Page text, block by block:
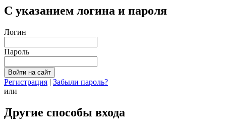
С указанием логина и пароля
Логин
Пароль
Регистрация | Забыли пароль?
или
Другие способы входа